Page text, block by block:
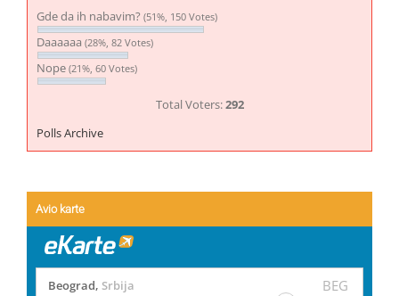
Gde da ih nabavim? (51%, 150 Votes)
Daaaaaa (28%, 82 Votes)
Nope (21%, 60 Votes)
Total Voters:292
Polls Archive
Avio karte
Beograd, Srbija BEG